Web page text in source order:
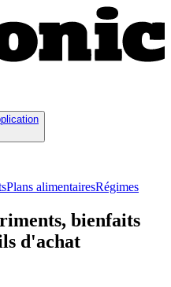
Plans alimentairesRégimes
bienfaits
d'achat